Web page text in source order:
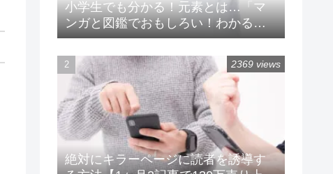
小学生でも分かる！元素とは…「マ
ンガと図鑑でおもしろい！わかる元
素の本」
絶対にキラーページに読者を誘導す
2369 views